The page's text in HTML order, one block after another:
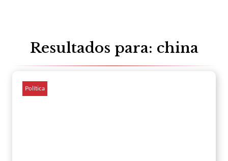
Resultados para: china
Política